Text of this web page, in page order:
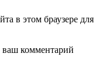
в этом браузере для
комментарий